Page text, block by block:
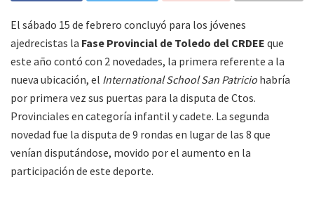
El sábado 15 de febrero concluyó para los jóvenes
ajedrecistas la Fase Provincial de Toledo del CRDEE que
este año contó con 2 novedades, la primera referente a la
nueva ubicación, el International School San Patricio habría
por primera vez sus puertas para la disputa de Ctos.
Provinciales en categoría infantil y cadete. La segunda
novedad fue la disputa de 9 rondas en lugar de las 8 que
venían disputándose, movido por el aumento en la
participación de este deporte.